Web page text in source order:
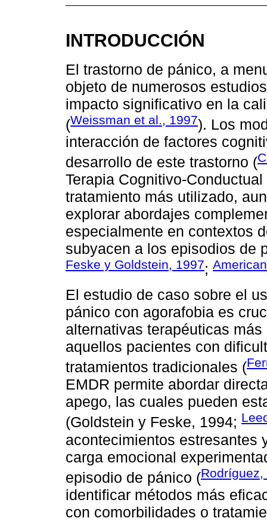
INTRODUCCIÓN
El trastorno de pánico, a
objeto de numerosos
impacto significativo en la
(Weissman et al., 1997). Los
interacción de factores
desarrollo de este trastorno (
Terapia Cognitivo-
tratamiento más utilizado,
explorar abordajes
especialmente en contextos
subyacen a los episodios de
Feske y Goldstein, 1997;
El estudio de caso sobre el
pánico con agorafobia es
alternativas terapéuticas
aquellos pacientes con
tratamientos tradicionales (
EMDR permite abordar
apego, las cuales pueden
(Goldstein y Feske, 1994;
acontecimientos estresantes
carga emocional
episodio de pánico (Rodríguez,
identificar métodos más
con comorbilidades o